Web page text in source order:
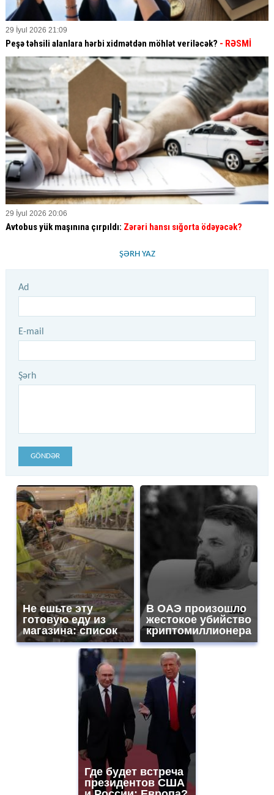
29 İyul 2026 21:09
Peşə təhsili alanlara hərbi xidmətdən möhlət veriləcək? - RƏSMİ
29 İyul 2026 20:06
Avtobus yük maşınına çırpıldı: Zərəri hansı sığorta ödəyəcək?
ŞƏRH YAZ
Ad
E-mail
Şərh
GÖNDƏR
Не ешьте эту
готовую еду из
магазина: список
В ОАЭ произошло
жестокое убийство
криптомиллионера
Где будет встреча
президентов США